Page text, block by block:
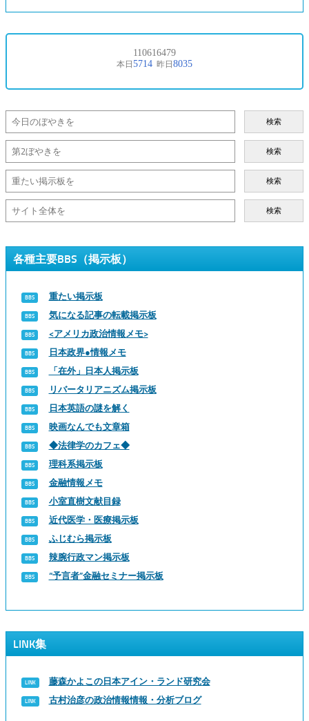
検索
検索
検索
検索
各種主要BBS（掲示板）
重たい掲示板
気になる記事の転載掲示板
<アメリカ政治情報メモ>
日本政界●情報メモ
「在外」日本人掲示板
リバータリアニズム掲示板
日本英語の謎を解く
映画なんでも文章箱
◆法律学のカフェ◆
理科系掲示板
金融情報メモ
小室直樹文献目録
近代医学・医療掲示板
ふじむら掲示板
辣腕行政マン掲示板
“予言者”金融セミナー掲示板
LINK集
藤森かよこの日本アイン・ランド研究会
古村治彦の政治情報情報・分析ブログ